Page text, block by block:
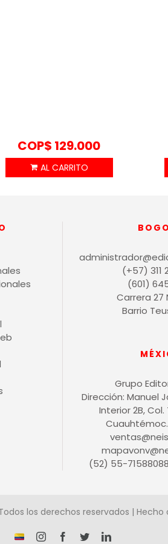
COP$ 129.000
(+57) 311
(601)
Carrera 27
Barrio
Grupo
Dirección: Manuel
Interior 2B, Col.
Cuauhtémoc.
(52) 55-
los derechos reservados |
¡Somos InstagramFacebook
X LinkedIn